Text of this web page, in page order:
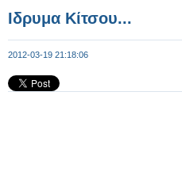
Ιδρυμα Κίτσου...
2012-03-19 21:18:06